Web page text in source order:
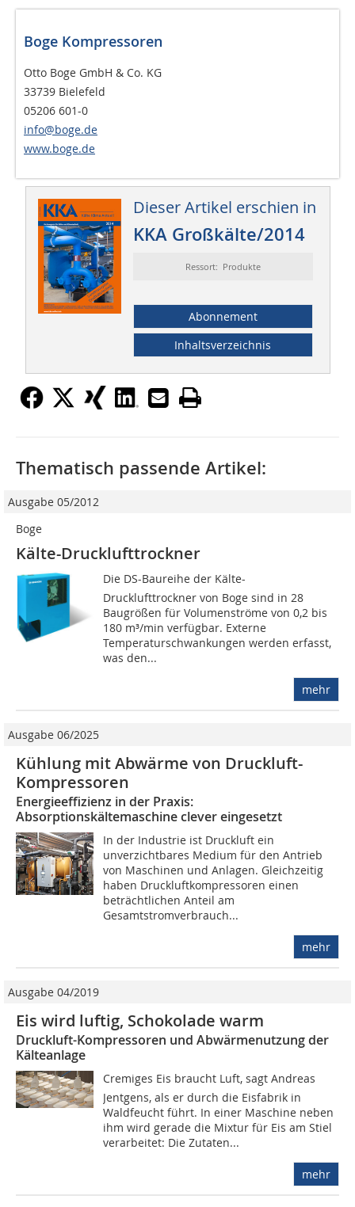
Boge Kompressoren
Otto Boge GmbH & Co. KG
33739 Bielefeld
05206 601-0
info@boge.de
www.boge.de
Dieser Artikel erschien in
KKA Großkälte/2014
Ressort: Produkte
Abonnement
Inhaltsverzeichnis
Thematisch passende Artikel:
Ausgabe 05/2012
Boge
Kälte-Drucklufttrockner
Die DS-Baureihe der Kälte-
Drucklufttrockner von Boge sind in 28
Baugrößen für Volumenströme von 0,2 bis
180 m³/min verfügbar. Externe
Temperaturschwankungen werden erfasst,
was den...
mehr
Ausgabe 06/2025
Kühlung mit Abwärme von Druckluft-
Kompressoren
Energieeffizienz in der Praxis:
Absorptionskältemaschine clever eingesetzt
In der Industrie ist Druckluft ein
unverzichtbares Medium für den Antrieb
von Maschinen und Anlagen. Gleichzeitig
haben Druckluftkompressoren einen
beträchtlichen Anteil am
Gesamtstromverbrauch...
mehr
Ausgabe 04/2019
Eis wird luftig, Schokolade warm
Druckluft-Kompressoren und Abwärmenutzung der
Kälteanlage
Cremiges Eis braucht Luft, sagt Andreas
Jentgens, als er durch die Eisfabrik in
Waldfeucht führt. In einer Maschine neben
ihm wird gerade die Mixtur für Eis am Stiel
verarbeitet: Die Zutaten...
mehr